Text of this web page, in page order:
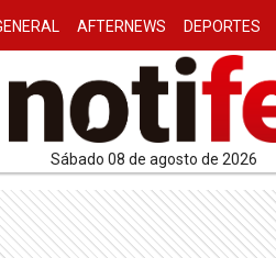
AFTERNEWS DEPORTES
sábado 08 de agosto de 2026